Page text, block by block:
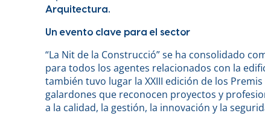
Arquitectura.
Un evento clave para el sector
“La Nit de la Construcció” se ha consolidado
para todos los agentes relacionados con la
también tuvo lugar la XXIII edición de los
galardones que reconocen proyectos y
a la calidad, la gestión, la innovación y la